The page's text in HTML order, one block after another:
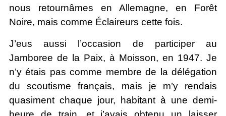
nous retournâmes en Allemagne, en Forêt
Noire, mais comme Éclaireurs cette fois.
J’eus aussi l’occasion de participer au
Jamboree de la Paix, à Moisson, en 1947. Je
n’y étais pas comme membre de la délégation
du scoutisme français, mais je m’y rendais
quasiment chaque jour, habitant à une demi-